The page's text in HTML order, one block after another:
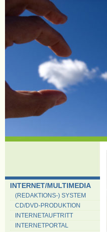
INTERNET/MULTIMEDIA
(REDAKTIONS-) SYSTEM
CD/DVD-PRODUKTION
INTERNETAUFTRITT
INTERNETPORTAL